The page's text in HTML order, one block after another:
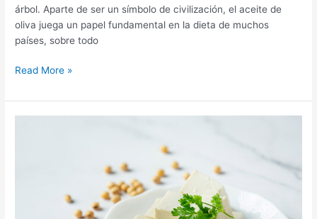
árbol. Aparte de ser un símbolo de civilización, el aceite de
oliva juega un papel fundamental en la dieta de muchos
países, sobre todo
Aceite
Oliva
Virgen
propiedades
Read More »